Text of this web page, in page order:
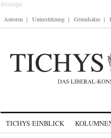
Autoren Unterstützung Grundsätze
TICHYS EINBLICK